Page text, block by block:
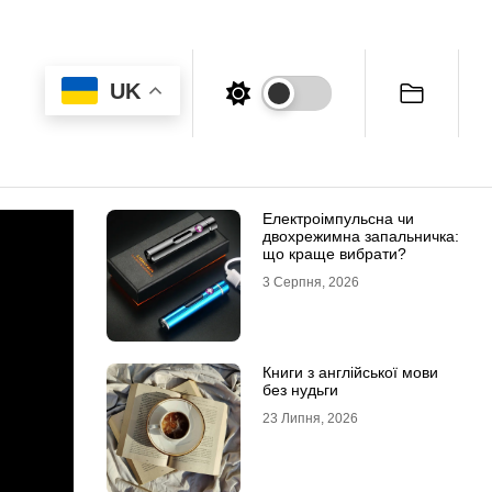
UK
Електроімпульсна чи
двохрежимна запальничка:
що краще вибрати?
3 Серпня, 2026
Книги з англійської мови
без нудьги
23 Липня, 2026